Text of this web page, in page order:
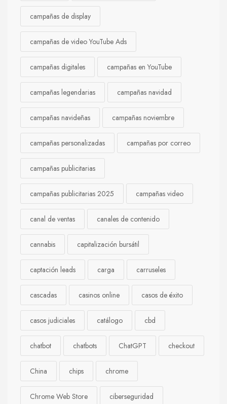
campañas de display
campañas de video YouTube Ads
campañas digitales campañas en YouTube
campañas legendarias campañas navidad
campañas navideñas campañas noviembre
campañas personalizadas campañas por correo
campañas publicitarias
campañas publicitarias 2025 campañas video
canal de ventas canales de contenido
cannabis capitalización bursátil
captación leads carga carruseles
cascadas casinos online casos de éxito
casos judiciales catálogo cbd
chatbot chatbots ChatGPT checkout
China chips chrome
Chrome Web Store ciberseguridad